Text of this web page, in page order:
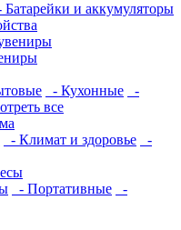
Батарейки и аккумуляторы
- Кухонные
-
все
- Климат и здоровье
-
- Портативные
-